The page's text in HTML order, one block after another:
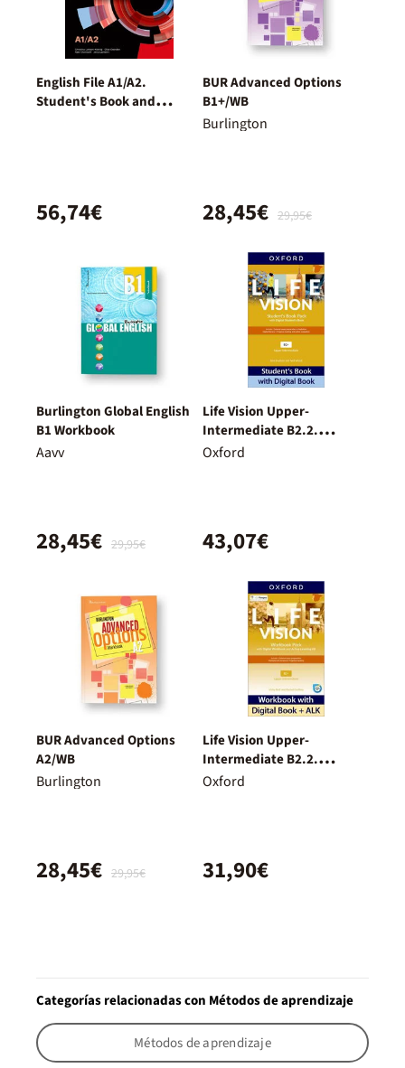
English File A1/A2.
Student's Book and
56,74€
BUR Advanced Options
B1+/WB
Burlington
29,95€
28,45€
Burlington Global English
B1 Workbook
Aavv
29,95€
28,45€
Life Vision Upper-
Intermediate B2.2.
Student'S Book.
Oxford
43,07€
BUR Advanced Options
A2/WB
Burlington
29,95€
28,45€
Life Vision Upper-
Intermediate B2.2.
Workbook
Oxford
31,90€
Categorías relacionadas con Métodos de aprendizaje
Métodos de aprendizaje